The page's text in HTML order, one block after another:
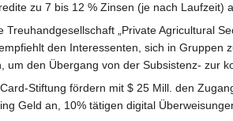
zu 7 bis 12 % Zinsen (je nach Laufzeit)
Treuhandgesellschaft „Private Agricultural
den Interessenten, sich in
um den Übergang von der Subsistenz- zur
Stiftung fördern mit $ 25 Mill. den
Geld an, 10% tätigen digital